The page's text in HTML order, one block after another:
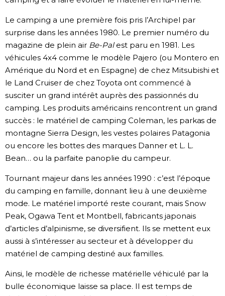
Le camping a une première fois pris l’Archipel par
surprise dans les années 1980. Le premier numéro du
magazine de plein air Be-Palest paru en 1981. Les
véhicules 4x4 comme le modèle Pajero (ou Montero en
Amérique du Nord et en Espagne) de chez Mitsubishi et
le Land Cruiser de chez Toyota ont commencé à
susciter un grand intérêt auprès des passionnés du
camping. Les produits américains rencontrent un grand
succès : le matériel de camping Coleman, les parkas de
montagne Sierra Design, les vestes polaires Patagonia
ou encore les bottes des marques Danner et L. L.
Bean… ou la parfaite panoplie du campeur.
Tournant majeur dans les années 1990 : c’est l’époque
du camping en famille, donnant lieu à une deuxième
mode. Le matériel importé reste courant, mais Snow
Peak, Ogawa Tent et Montbell, fabricants japonais
d’articles d’alpinisme, se diversifient. Ils se mettent eux
aussi à s’intéresser au secteur et à développer du
matériel de camping destiné aux familles.
Ainsi, le modèle de richesse matérielle véhiculé par la
bulle économique laisse sa place. Il est temps de